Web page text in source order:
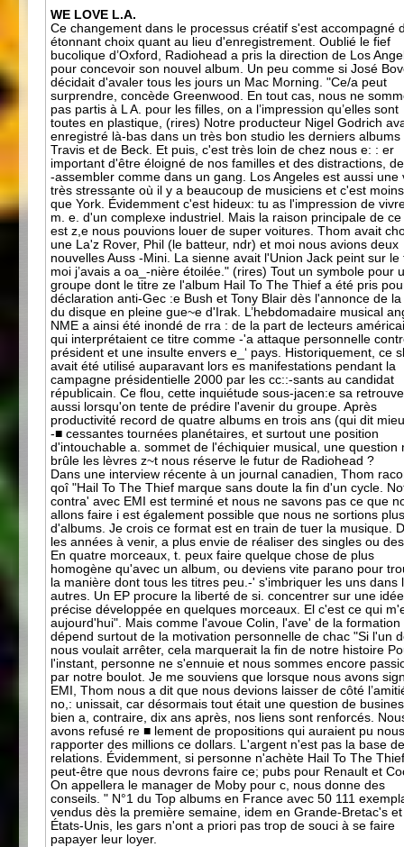
WE LOVE L.A.
Ce changement dans le processus créatif s'est accompagné
étonnant choix quant au lieu d'enregistrement. Oublié le fief
bucolique d’Oxford, Radiohead a pris la direction de Los
pour concevoir son nouvel album. Un peu comme si José
décidait d'avaler tous les jours un Mac Morning. "Ce/a peut
surprendre, concède Greenwood. En tout cas, nous ne
pas partis à L A. pour les filles, on a l’impression qu’elles sont
toutes en plastique, (rires) Notre producteur Nigel Godrich
enregistré là-bas dans un très bon studio les derniers albums
Travis et de Beck. Et puis, c'est très loin de chez nous e: : er
important d'être éloigné de nos familles et des distractions,
-assembler comme dans un gang. Los Angeles est aussi une
très stressante où il y a beaucoup de musiciens et c'est
que York. Évidemment c'est hideux: tu as l'impression de
m. e. d'un complexe industriel. Mais la raison principale de ce
est z,e nous pouvions louer de super voitures. Thom avait
une La'z Rover, Phil (le batteur, ndr) et moi nous avions deux
nouvelles Auss -Mini. La sienne avait l'Union Jack peint sur le
moi j’avais a oa_-nière étoilée." (rires) Tout un symbole pour
groupe dont le titre ze l'album Hail To The Thief a été pris
déclaration anti-Gec :e Bush et Tony Blair dès l'annonce de
du disque en pleine gue~e d'Irak. L’hebdomadaire musical
NME a ainsi été inondé de rra : de la part de lecteurs
qui interprétaient ce titre comme -'a attaque personnelle
président et une insulte envers e_‘ pays. Historiquement, ce
avait été utilisé auparavant lors es manifestations pendant la
campagne présidentielle 2000 par les cc::-sants au candidat
républicain. Ce flou, cette inquiétude sous-jacen:e sa retrouve
aussi lorsqu'on tente de prédire l'avenir du groupe. Après
productivité record de quatre albums en trois ans (qui dit
-■ cessantes tournées planétaires, et surtout une position
d'intouchable a. sommet de l'échiquier musical, une question
brûle les lèvres z~t nous réserve le futur de Radiohead ?
Dans une interview récente à un journal canadien, Thom
qoî "Hail To The Thief marque sans doute la fin d'un cycle.
contra' avec EMI est terminé et nous ne savons pas ce que
allons faire i est également possible que nous ne sortions
d'albums. Je crois ce format est en train de tuer la musique.
les années à venir, a plus envie de réaliser des singles ou
En quatre morceaux, t. peux faire quelque chose de plus
homogène qu'avec un album, ou deviens vite parano pour
la manière dont tous les titres peu.-' s'imbriquer les uns dans
autres. Un EP procure la liberté de si. concentrer sur une idée
précise développée en quelques morceaux. El c'est ce qui
aujourd'hui". Mais comme l'avoue Colin, l'ave' de la formation
dépend surtout de la motivation personnelle de chac "Si l'un
nous voulait arrêter, cela marquerait la fin de notre histoire
l'instant, personne ne s'ennuie et nous sommes encore
par notre boulot. Je me souviens que lorsque nous avons
EMI, Thom nous a dit que nous devions laisser de côté
no,: unissait, car désormais tout était une question de
bien a, contraire, dix ans après, nos liens sont renforcés.
avons refusé re ■ lement de propositions qui auraient pu
rapporter des millions ce dollars. L'argent n'est pas la base
relations. Évidemment, si personne n'achète Hail To The
peut-être que nous devrons faire ce; pubs pour Renault et
On appellera le manager de Moby pour c, nous donne des
conseils. " N°1 du Top albums en France avec 50 111
vendus dès la première semaine, idem en Grande-Bretac's
États-Unis, les gars n'ont a priori pas trop de souci à se faire
papayer leur loyer.